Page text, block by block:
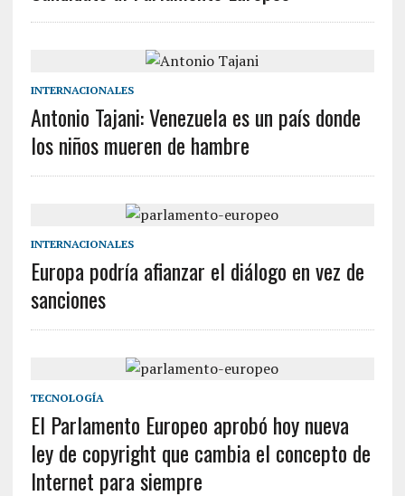
INTERNACIONALES
Antonio Tajani: Venezuela es un país donde
los niños mueren de hambre
INTERNACIONALES
Europa podría afianzar el diálogo en vez de
sanciones
TECNOLOGÍA
El Parlamento Europeo aprobó hoy nueva
ley de copyright que cambia el concepto de
Internet para siempre